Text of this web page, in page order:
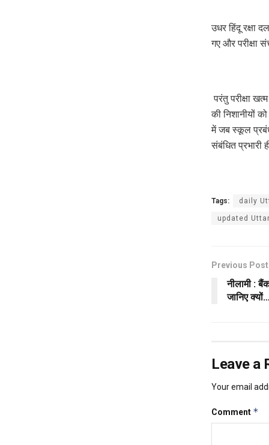
उधर हिंदू रक्षा
गए और परीक्षा
परंतु परीक्षा
की निशानीयों
में जब स्कूल
संबंधित प्रभारी
Tags: daily
updated
Previous Post
नीलामी :
जानिए
Leave a
Your email
Comment *